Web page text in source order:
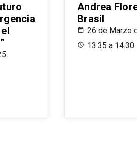
Andrea
Brasil
26 de Marzo
13:35 a 14:30